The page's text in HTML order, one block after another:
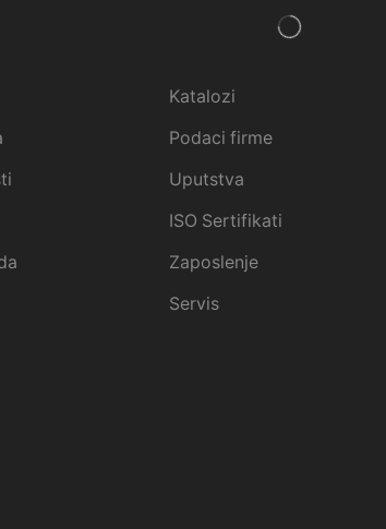
Katalozi
Podaci firme
Uputstva
ISO Sertifikati
Zaposlenje
Servis